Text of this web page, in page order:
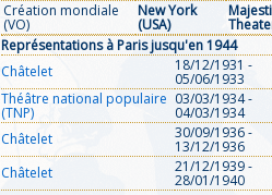
Création mondiale
(VO)
New York
(USA)
Représentations à Paris jusqu'en 1944
Châtelet
18/12/1931 -
05/06/1933
Théâtre national populaire
(TNP)
03/03/1934 -
04/03/1934
Châtelet
30/09/1936 -
13/12/1936
Châtelet
21/12/1939 -
28/01/1940